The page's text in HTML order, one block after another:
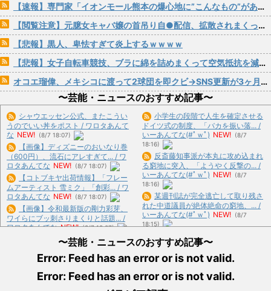
【速報】専門家「イオンモール熊本の爆心地に”こんなもの”があったんだけど…」
【閲覧注意】元臆女キャバ嬢の首吊り自●配信、拡散されまくって終わるｗｗｗｗｗｗｗ
【悲報】黒人、卑怯すぎて炎上するｗｗｗｗ
【悲報】女子自転車競技、ブラに綿を詰めまくって空気抵抗を減らすチート技が発覚ｗｗｗ
オコエ瑠偉、メキシコに渡って2球団を即クビ→SNS更新が3ヶ月間止まって消息不明に
〜芸能・ニュースのおすすめ記事〜
シャウエッセン公式、またこうい
うのでいい丼をポスト / ワロタあんて
な NEW! (8/7 18:07)
【画像】ディズニーのおいなり巻
（600円）、流石にアレすぎて... / ワ
ロタあんてな NEW! (8/7 18:07)
【コトブキヤ出荷情報】「フレー
ムアーティスト 雪ミク」「創彩... / ワ
ロタあんてな NEW! (8/7 18:07)
【画像】令和最新版の剛力彩芽、
ワイらにブッ刺さりまくりと話題... /
ワロタあんてな NEW! (8/7 18:07)
休日に甥っ子をアポなし託児を押
し付けてきた兄嫁！「テレビでも... /
ワロタあんてな NEW! (8/7 18:07)
「笑える画像・最高な画像」貼って...
(8/7
小学生の段階で人生を確定させる
ドイツ式の制度、「バカを振い落... /
いーあんてな(#ﾟｗﾟ) NEW! (8/7
18:16)
反斎藤知事派が本丸に攻め込まれ
る窮地に突入、「ようやく反撃の... /
いーあんてな(#ﾟｗﾟ) NEW! (8/7
18:16)
某週刊誌が完全逃亡して取り残さ
れた中道議員が絶体絶命の窮地、... /
いーあんてな(#ﾟｗﾟ) NEW! (8/7
18:15)
【悲報】ショートスリーパー堀大
輔さん、リスナーから「寝たほう... /
いーあんてな(#ﾟｗﾟ) NEW!
18:15)
激混みのはずの東京駅で鍵が空い
〜芸能・ニュースのおすすめ記事〜
Error: Feed has an error or is not valid.
Error: Feed has an error or is not valid.